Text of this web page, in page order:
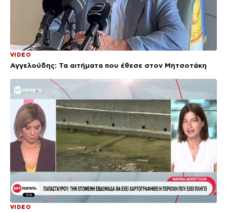
VIDEO
Αγγελούδης: Τα αιτήματα που έθεσε στον Μητσοτάκη
VIDEO